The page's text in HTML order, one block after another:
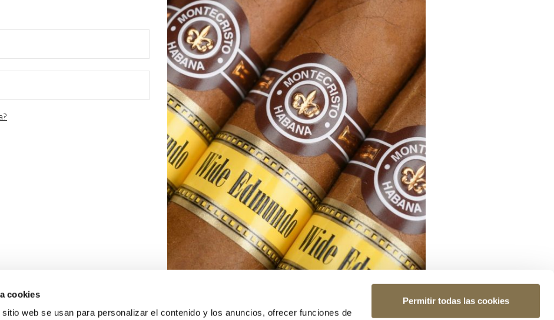
cookies
web se usan para personalizar el contenido y los anuncios, ofrecer funciones de
Permitir todas las cookies